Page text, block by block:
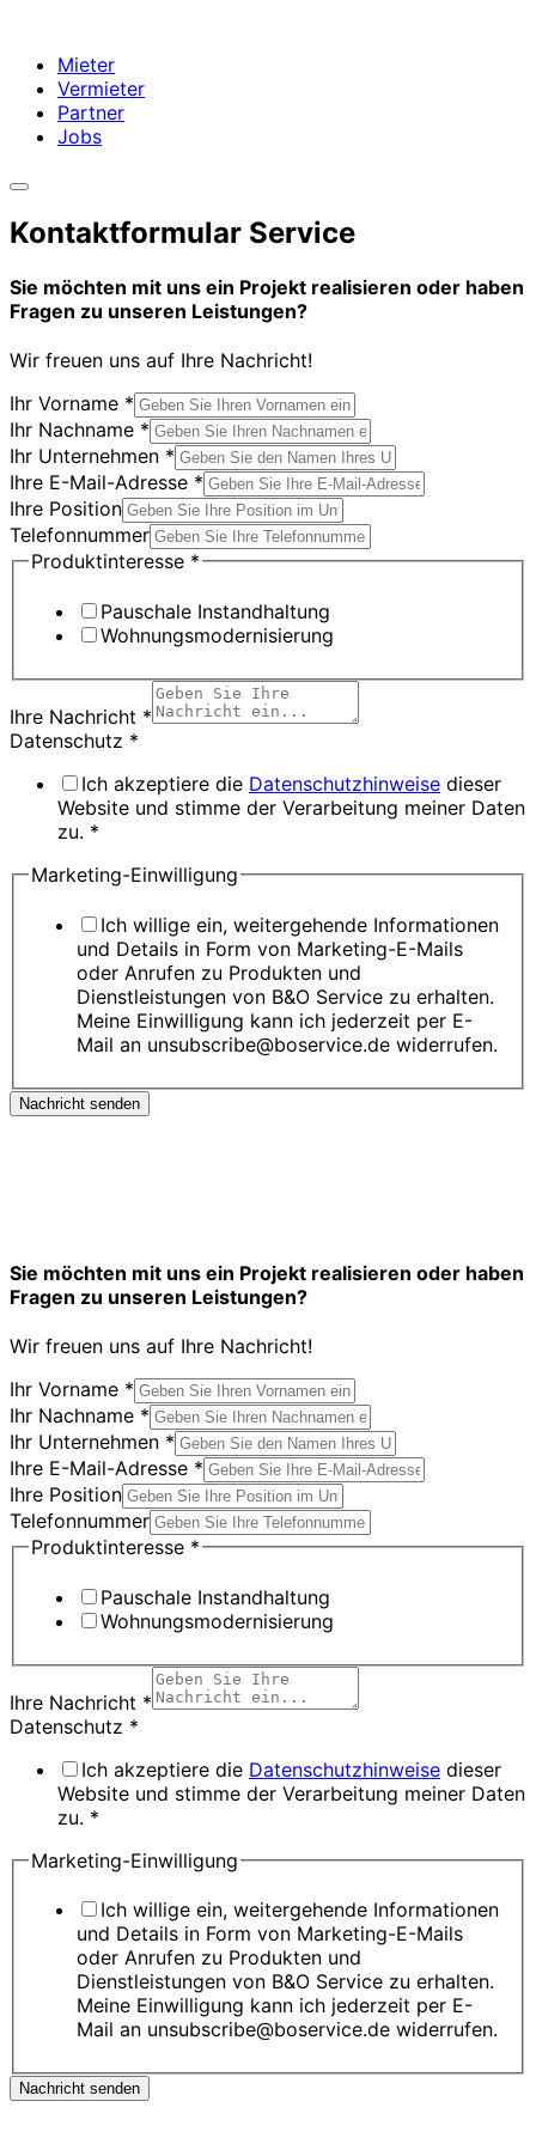
Mieter
Vermieter
Partner
Jobs
Kontaktformular Service
Sie möchten mit uns ein Projekt realisieren oder haben
Fragen zu unseren Leistungen?
Wir freuen uns auf Ihre Nachricht!
Ihr Vorname *
Ihr Nachname *
Ihre
Ihre
Datenschutz
Ihr Unternehmen *
Ihre E-Mail-Adresse *
Ihre Position
Telefonnummer
Produktinteresse *
Pauschale Instandhaltung
Wohnungsmodernisierung
Ihre Nachricht *
Datenschutz *
Ich akzeptiere die Datenschutzhinweise dieser
Website und stimme der Verarbeitung meiner Daten
zu. *
Marketing-Einwilligung
Ich willige ein, weitergehende Informationen
und Details in Form von Marketing-E-Mails
oder Anrufen zu Produkten und
Dienstleistungen von B&O Service zu erhalten.
Meine Einwilligung kann ich jederzeit per E-
Mail an unsubscribe@boservice.de widerrufen.
Nachricht senden
Sie möchten mit uns ein Projekt realisieren oder haben
Fragen zu unseren Leistungen?
Wir freuen uns auf Ihre Nachricht!
Ihr Vorname *
Ihr Nachname *
Ihr Unternehmen *
Position
Nachname
Ihr
Ihre E-Mail-Adresse *
Ihre Position
Telefonnummer
Produktinteresse *
Pauschale Instandhaltung
Wohnungsmodernisierung
Ihre Nachricht *
Datenschutz *
Ich akzeptiere die Datenschutzhinweise dieser
Website und stimme der Verarbeitung meiner Daten
zu. *
Marketing-Einwilligung
Ich willige ein, weitergehende Informationen
und Details in Form von Marketing-E-Mails
oder Anrufen zu Produkten und
Dienstleistungen von B&O Service zu erhalten.
Meine Einwilligung kann ich jederzeit per E-
Mail an unsubscribe@boservice.de widerrufen.
Nachricht senden